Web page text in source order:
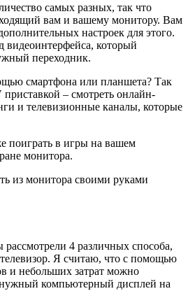
самых разных, так что
вам и вашему монитору. Вам
настроек для этого.
видеоинтерфейса, который
переходник.
смартфона или планшета? Так
– смотреть онлайн-
и телевизионные каналы, которые
поиграть в игры на вашем
монитора.
из монитора своими руками
4 различных способа,
Я считаю, что с помощью
и небольших затрат можно
компьютерный дисплей на